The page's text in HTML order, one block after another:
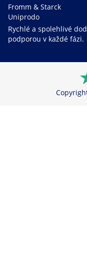
Fromm & Starck
Uniprodo
Rychlé a spolehlivé
podporou v každé fázi.